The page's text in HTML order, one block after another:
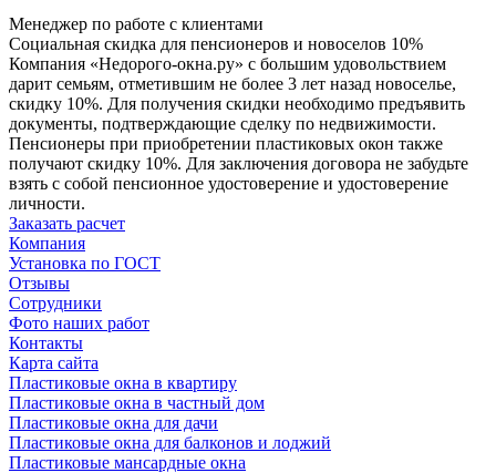
Менеджер по работе с клиентами
Социальная скидка для пенсионеров и новоселов 10%
Компания «Недорого-окна.ру» с большим удовольствием
дарит семьям, отметившим не более 3 лет назад новоселье,
скидку 10%. Для получения скидки необходимо предъявить
документы, подтверждающие сделку по недвижимости.
Пенсионеры при приобретении пластиковых окон также
получают скидку 10%. Для заключения договора не забудьте
взять с собой пенсионное удостоверение и удостоверение
личности.
Заказать расчет
Компания
Установка по ГОСТ
Отзывы
Сотрудники
Фото наших работ
Контакты
Карта сайта
Пластиковые окна в квартиру
Пластиковые окна в частный дом
Пластиковые окна для дачи
Пластиковые окна для балконов и лоджий
Пластиковые мансардные окна